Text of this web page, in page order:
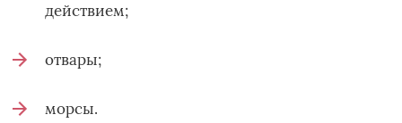
действием;
отвары;
морсы.